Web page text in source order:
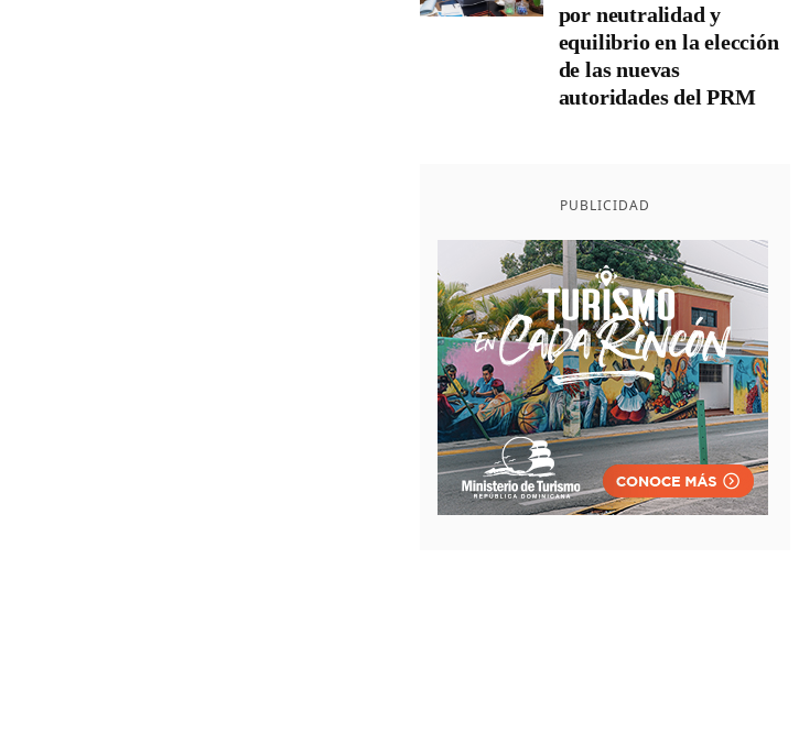
por neutralidad y
equilibrio en la elección
de las nuevas
autoridades del PRM
PUBLICIDAD